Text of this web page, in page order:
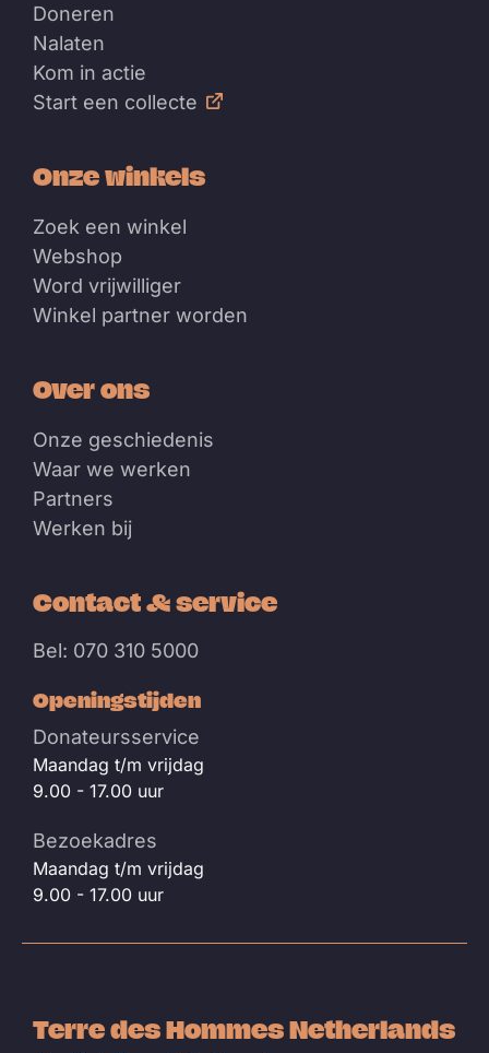
Doneren
Nalaten
Kom in actie
Start een collecte
Onze winkels
Zoek een winkel
Webshop
Word vrijwilliger
Winkel partner worden
Over ons
Onze geschiedenis
Waar we werken
Partners
Werken bij
Contact & service
Bel: 070 310 5000
Openingstijden
Donateursservice
Maandag t/m vrijdag
9.00 - 17.00 uur
Bezoekadres
Maandag t/m vrijdag
9.00 - 17.00 uur
Terre des Hommes Netherlands